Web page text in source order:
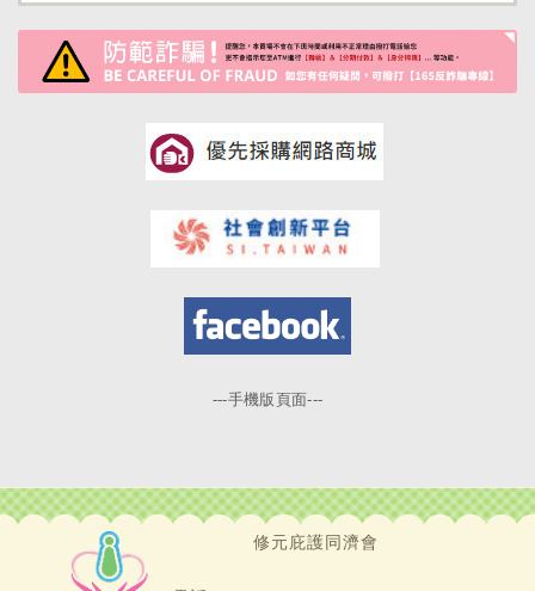
---手機版頁面---
修元庇護同濟會